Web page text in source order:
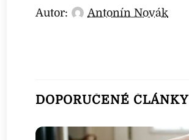
Autor: Antonín Novák
DOPORUČENÉ ČLÁNKY